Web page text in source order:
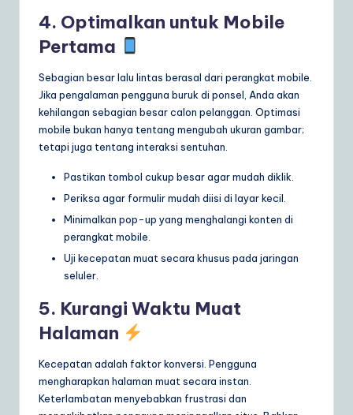
4. Optimalkan untuk Mobile
Pertama
Sebagian besar lalu lintas berasal dari perangkat mobile.
Jika pengalaman pengguna buruk di ponsel, Anda akan
kehilangan sebagian besar calon pelanggan. Optimasi
mobile bukan hanya tentang mengubah ukuran gambar;
tetapi juga tentang interaksi sentuhan.
Pastikan tombol cukup besar agar mudah diklik.
Periksa agar formulir mudah diisi di layar kecil.
Minimalkan pop-up yang menghalangi konten di
perangkat mobile.
Uji kecepatan muat secara khusus pada jaringan
seluler.
5. Kurangi Waktu Muat
Halaman
Kecepatan adalah faktor konversi. Pengguna
mengharapkan halaman muat secara instan.
Keterlambatan menyebabkan frustrasi dan